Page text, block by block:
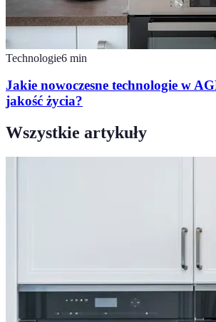
Technologie6 min
Jakie nowoczesne technologie w
jakość życia?
Wszystkie artykuły